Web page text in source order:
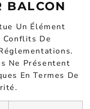
BALCON
Un Élément
Conflits De
Ne Présentent
En Termes De